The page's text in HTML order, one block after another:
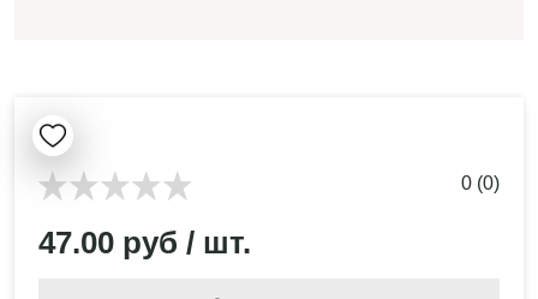
0 (0)
47.00 руб / шт.